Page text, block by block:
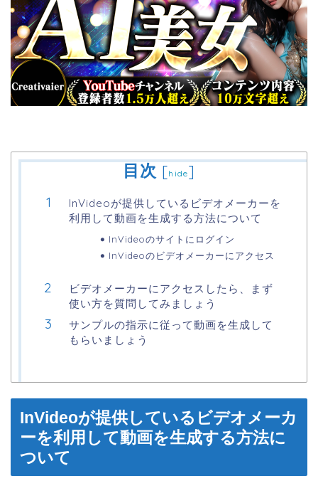
目次 [hide]
InVideoが提供しているビデオメーカーを
利用して動画を生成する方法について
InVideoのサイトにログイン
InVideoのビデオメーカーにアクセス
ビデオメーカーにアクセスしたら、まず
使い方を質問してみましょう
サンプルの指示に従って動画を生成して
もらいましょう
InVideoが提供しているビデオメーカ
ーを利用して動画を生成する方法に
ついて